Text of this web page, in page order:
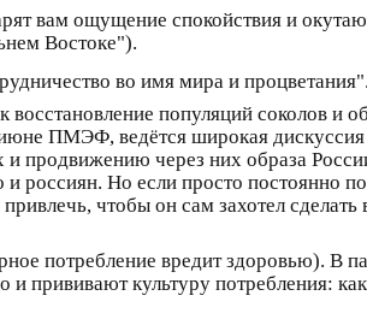
вам ощущение спокойствия и
Востоке").
во имя мира и процветания".
популяций соколов и
ПМЭФ, ведётся широкая
и продвижению через них образа
россиян. Но если просто постоянно
чтобы он сам захотел сделать
потребление вредит здоровью). В
прививают культуру потребления: